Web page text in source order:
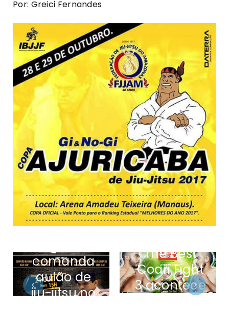
Por: Greici Fernandes
comanda
aulão de
jiu-jitsu no
The Best
Coari Fight
3 acontece
dia 4 de